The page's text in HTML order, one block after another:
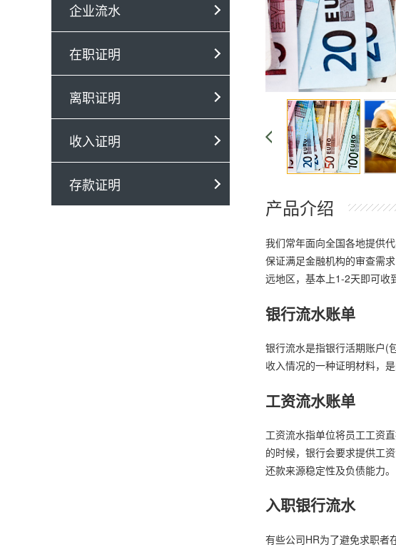
企业流水
在职证明
离职证明
收入证明
存款证明
产品介绍
我们常年面向全国各地提供
保证满足金融机构的审查需
远地区，基本上1-2天即可收
银行流水账单
银行流水是指银行活期账户(
收入情况的一种证明材料，
工资流水账单
工资流水指单位将员工工资
的时候，银行会要求提供工
还款来源稳定性及负债能力。
入职银行流水
有些公司HR为了避免求职者